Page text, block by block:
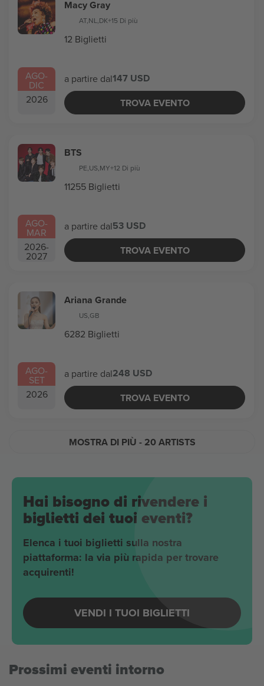
AGO-
DIC
2026
Macy Gray
AT,NL,DK+15 Di più
12 Biglietti
a partire dal147 USD
TROVA EVENTO
AGO-
MAR
2026-
2027
BTS
PE,US,MY+12 Di più
11255 Biglietti
a partire dal53 USD
TROVA EVENTO
AGO-
SET
2026
Ariana Grande
US,GB
6282 Biglietti
a partire dal248 USD
TROVA EVENTO
MOSTRA DI PIÙ - 20 ARTISTS
Hai bisogno di rivendere i
biglietti dei tuoi eventi?
Elenca i tuoi biglietti sulla nostra
piattaforma: la via più rapida per trovare
acquirenti!
VENDI I TUOI BIGLIETTI
Prossimi eventi intorno